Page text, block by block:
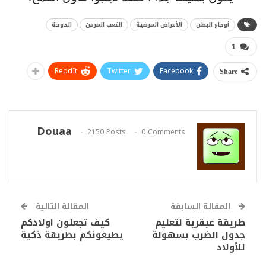
أوجاع البطن الأعراض المرضية التعب المزمن الدوخة
1
Share
Facebook
Twitter
ReddIt
Douaa 2150 Posts 0 Comments
المقالة السابقة
طريقة عبقرية لتعليم
جدول الضرب بسهولة
للأولاد
المقالة التالية
كيف تجعلون اولادكم
يطيعونكم بطريقة ذكية